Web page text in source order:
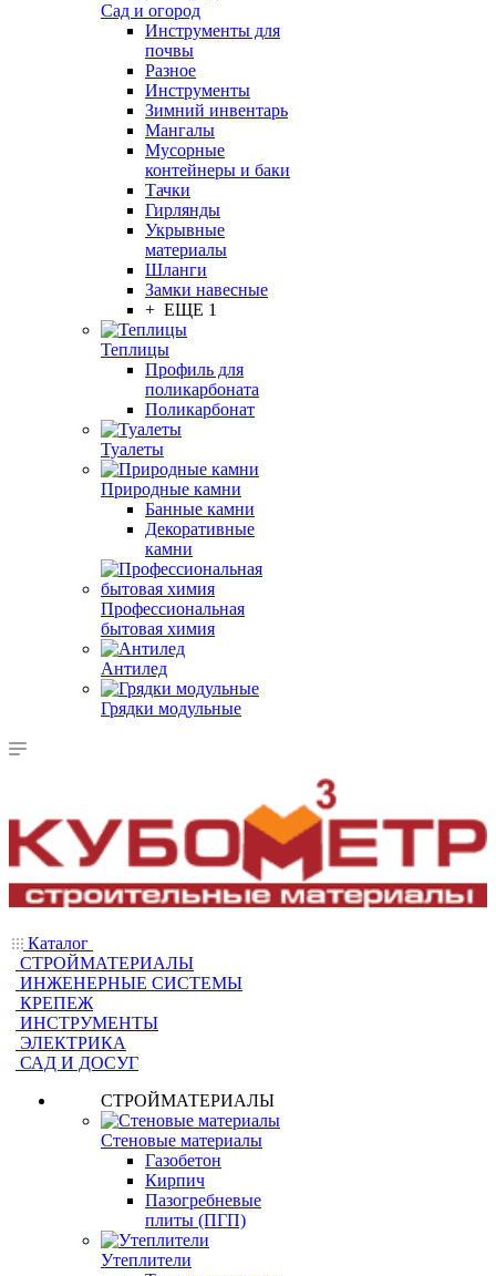
Сад и огород
Инструменты для
почвы
Разное
Инструменты
Зимний инвентарь
Мангалы
Мусорные
контейнеры и баки
Тачки
Гирлянды
Укрывные
материалы
Шланги
Замки навесные
+ ЕЩЕ 1
Теплицы
Профиль для
поликарбоната
Поликарбонат
Туалеты
Природные камни
Банные камни
Декоративные
камни
Профессиональная
бытовая химия
Антилед
Грядки модульные
Каталог
СТРОЙМАТЕРИАЛЫ
ИНЖЕНЕРНЫЕ СИСТЕМЫ
КРЕПЕЖ
ИНСТРУМЕНТЫ
ЭЛЕКТРИКА
САД И ДОСУГ
СТРОЙМАТЕРИАЛЫ
Стеновые материалы
Газобетон
Кирпич
Пазогребневые
плиты (ПГП)
Утеплители